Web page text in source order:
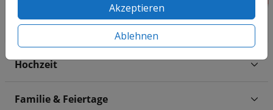
Akzeptieren
Ablehnen
Hochzeit
Familie & Feiertage